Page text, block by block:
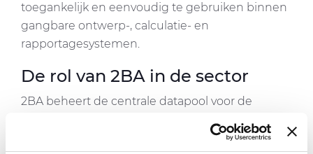
toegankelijk en eenvoudig te gebruiken binnen
gangbare ontwerp-, calculatie- en
rapportagesystemen.
De rol van 2BA in de sector
2BA beheert de centrale datapool voor de
database zijn product-, handels- en logistieke